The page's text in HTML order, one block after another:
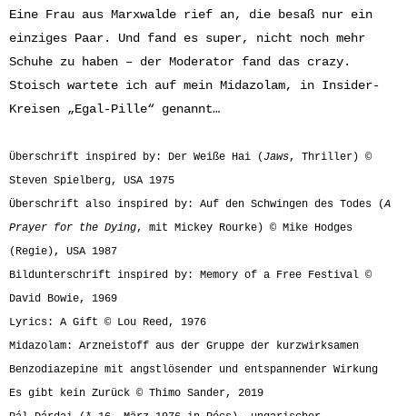
Eine Frau aus Marxwalde rief an, die besaß nur ein
einziges Paar. Und fand es super, nicht noch mehr
Schuhe zu haben – der Moderator fand das crazy.
Stoisch wartete ich auf mein Midazolam, in Insider-
Kreisen „Egal-Pille“ genannt…
Überschrift inspired by: Der Weiße Hai (Jaws, Thriller) ©
Steven Spielberg, USA 1975
Überschrift also inspired by: Auf den Schwingen des Todes (A
Prayer for the Dying, mit Mickey Rourke) © Mike Hodges
(Regie), USA 1987
Bildunterschrift inspired by: Memory of a Free Festival ©
David Bowie, 1969
Lyrics: A Gift © Lou Reed, 1976
Midazolam: Arzneistoff aus der Gruppe der kurzwirksamen
Benzodiazepine mit angstlösender und entspannender Wirkung
Es gibt kein Zurück © Thimo Sander, 2019